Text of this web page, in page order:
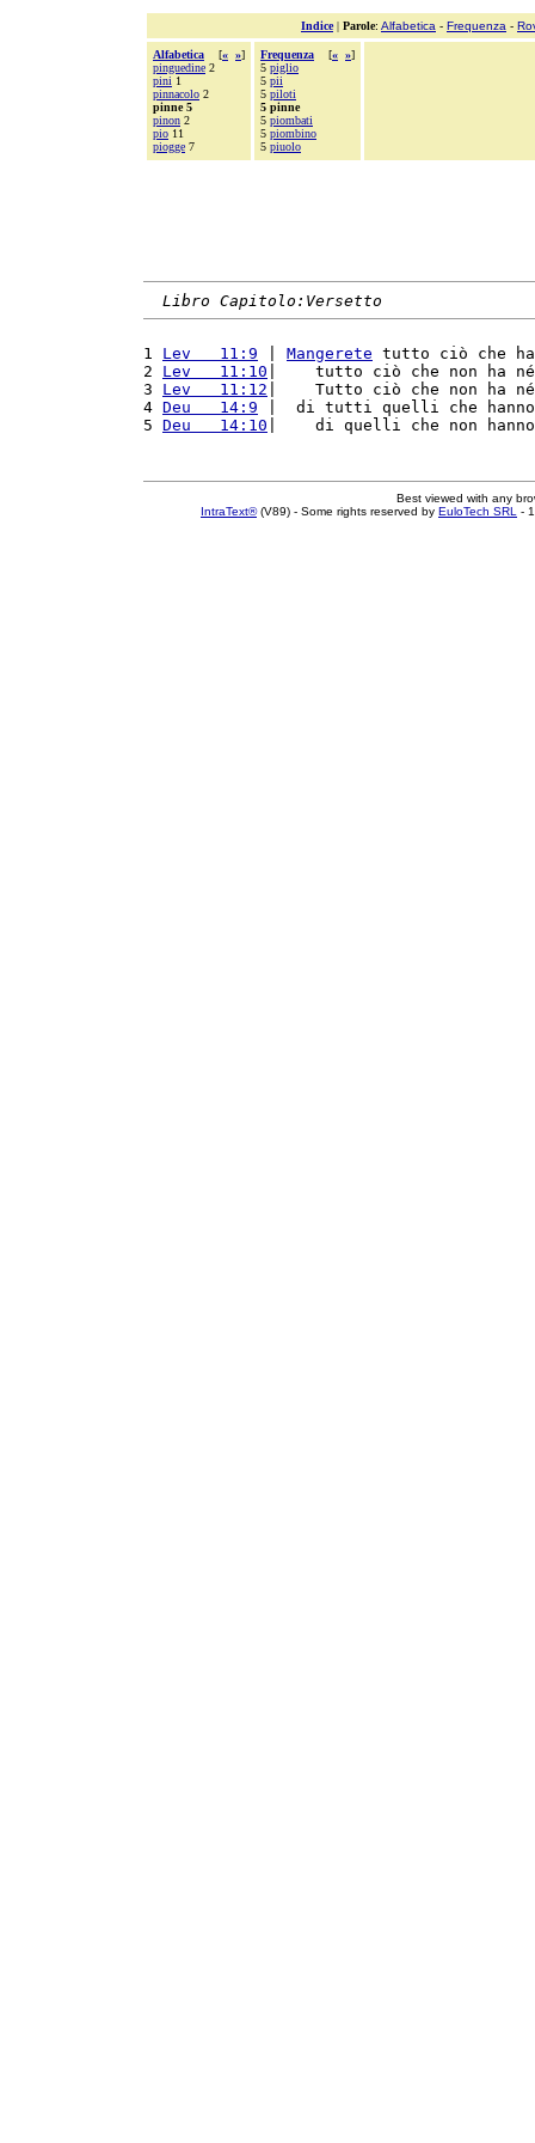
Indice| Parole: Alfabetica - Frequenza -
Alfabetica [« »]
pinguedine 2
pini 1
pinnacolo 2
pinne 5
pinon 2
pio 11
piogge 7
Frequenza [« »]
5 piglio
5 pii
5 piloti
5 pinne
5 piombati
5 piombino
5 piuolo
Libro Capitolo:Versetto
1 Lev   11:9 Mangerete tutto ciò che
2 Lev   11:10 |    tutto ciò che non ha
3 Lev   11:12 |    Tutto ciò che non ha
4 Deu   14:9 |  di tutti quelli che
5 Deu   14:10 |    di quelli che non
Best viewed with any
IntraText®(V89) - Some rights reserved by EuloTech SRL -